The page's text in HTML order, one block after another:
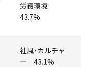
労務環境
43.7%
社風・カルチャ
ー 43.1%